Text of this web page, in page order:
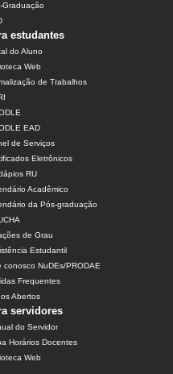
Graduação
estudantes
do Aluno
Web
de Trabalhos
EAD
de Serviços
Eletrônicos
RU
Acadêmico
da Pós-graduação
de Grau
Estudantil
conosco NuDEs/PRODAE
Frequentes
Abertos
servidores
do Servidor
Horários Docentes
Web